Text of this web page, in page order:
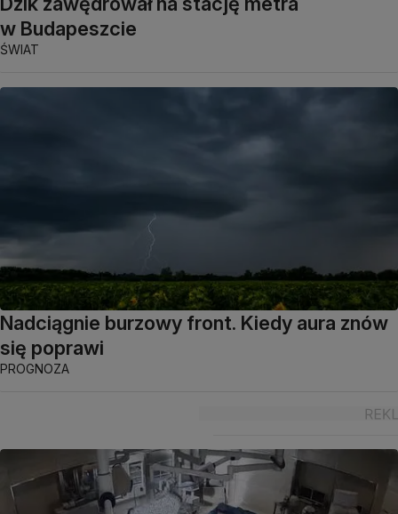
w Budapeszcie
ŚWIAT
Nadciągnie burzowy front. Kiedy aura znów
się poprawi
PROGNOZA